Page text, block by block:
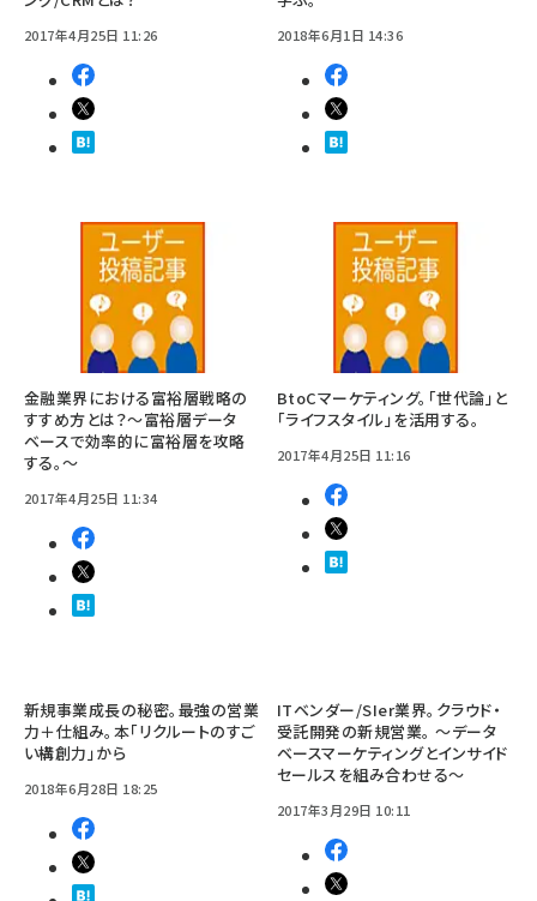
2017年4月25日 11:26 2018年6月1日 14:36
金融業界における富裕層戦略の
すすめ方とは？～富裕層データ
ベースで効率的に富裕層を攻略
する。～
2017年4月25日 11:34
BtoCマーケティング。「世代論」と
「ライフスタイル」を活用する。
2017年4月25日 11:16
新規事業成長の秘密。最強の営業
力＋仕組み。本「リクルートのすご
い構創力」から
2018年6月28日 18:25
ITベンダー/SIer業界。クラウド・
受託開発の新規営業。 ～データ
ベースマーケティングとインサイド
セールスを組み合わせる～
2017年3月29日 10:11